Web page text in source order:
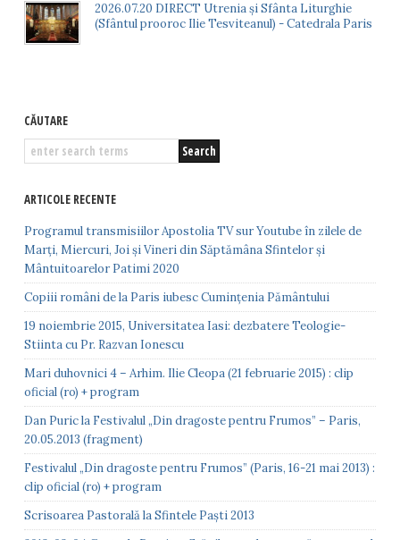
2026.07.20 DIRECT Utrenia și Sfânta Liturghie
(Sfântul prooroc Ilie Tesviteanul) - Catedrala Paris
CĂUTARE
ARTICOLE RECENTE
Programul transmisiilor Apostolia TV sur Youtube în zilele de
Marți, Miercuri, Joi și Vineri din Săptămâna Sfintelor și
Mântuitoarelor Patimi 2020
Copiii români de la Paris iubesc Cumințenia Pământului
19 noiembrie 2015, Universitatea Iasi: dezbatere Teologie-
Stiinta cu Pr. Razvan Ionescu
Mari duhovnici 4 – Arhim. Ilie Cleopa (21 februarie 2015) : clip
oficial (ro) + program
Dan Puric la Festivalul „Din dragoste pentru Frumos” – Paris,
20.05.2013 (fragment)
Festivalul „Din dragoste pentru Frumos” (Paris, 16-21 mai 2013) :
clip oficial (ro) + program
Scrisoarea Pastorală la Sfintele Paști 2013